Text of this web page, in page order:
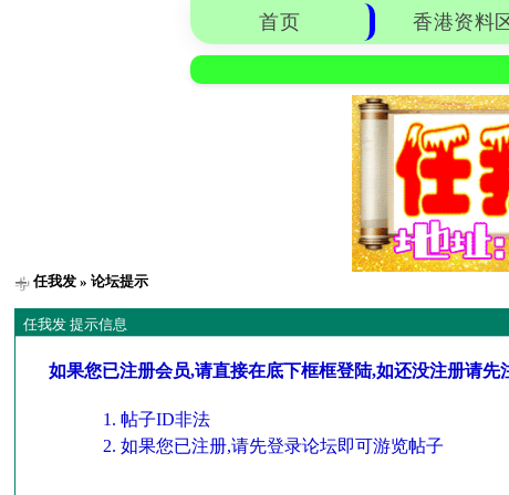
首页 香港资料
任我发 » 论坛提示
任我发 提示信息
如果您已注册会员,请直接在底下框框登陆,如还没注册请先
帖子ID非法
如果您已注册,请先登录论坛即可游览帖子